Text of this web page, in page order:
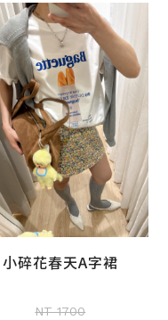
小碎花春天A字裙
NT 1700